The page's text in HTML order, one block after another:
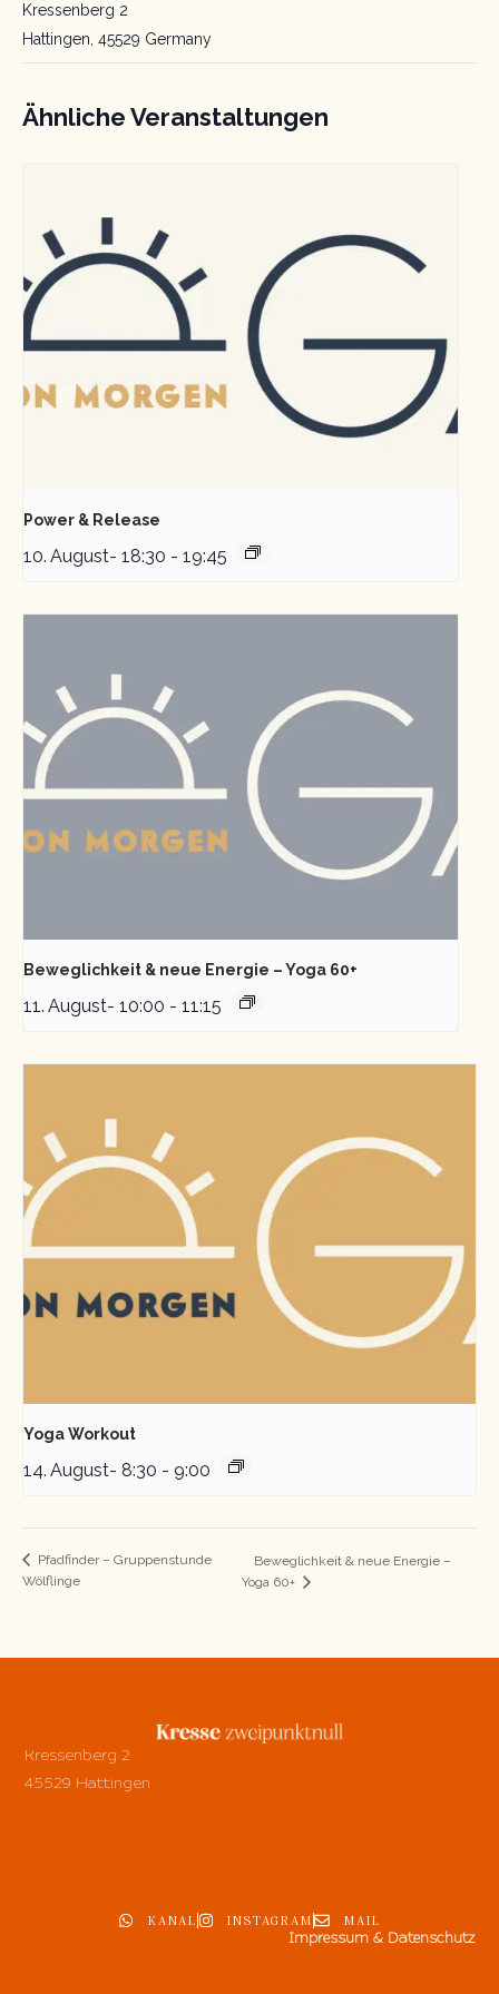
Kressenberg 2
Hattingen, 45529 Germany
Ähnliche Veranstaltungen
Power & Release
10. August- 18:30 - 19:45
Beweglichkeit & neue Energie – Yoga 60+
11. August- 10:00 - 11:15
Yoga Workout
14. August- 8:30 - 9:00
Pfadfinder – Gruppenstunde
Wölflinge
Beweglichkeit & neue Energie –
Yoga 60+
Kressenberg 2
45529 Hattingen
KANAL INSTAGRAM MAIL
Impressum & Datenschutz